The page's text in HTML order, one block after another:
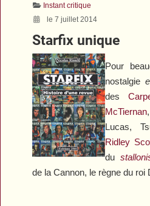
Instant critique
le 7 juillet 2014
Starfix unique
Pour
nostalgie
des
McTiernan
Lucas,
Ridley
du
de la Cannon, le règne du